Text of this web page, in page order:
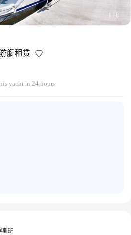
获得优惠码
1 / 8
艇租赁
yacht in 24 hours
斯班